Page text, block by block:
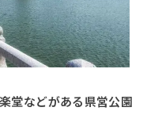
堂などがある県営公園